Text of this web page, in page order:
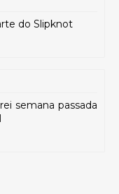
do Slipknot
semana passada